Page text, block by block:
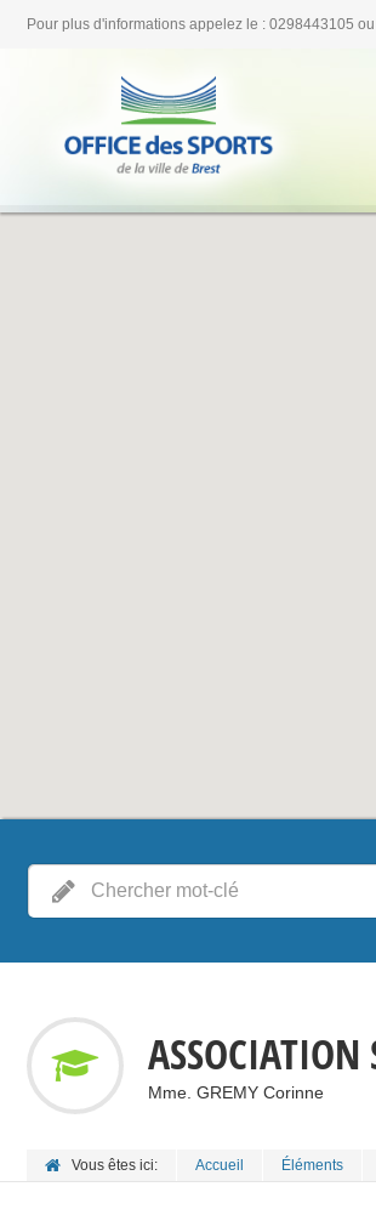
Pour plus d'informations appelez le : 0298443105
ASSOCIATION
Mme. GREMY Corinne
Vous êtes ici: Accueil Éléments